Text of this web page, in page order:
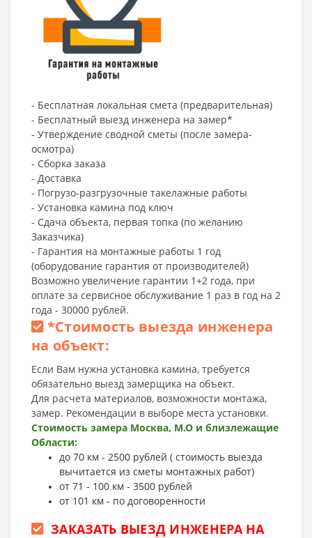
- Бесплатная локальная смета (предварительная)
- Бесплатный выезд инженера на замер*
- Утверждение сводной сметы (после замера-
осмотра)
- Сборка заказа
- Доставка
- Погрузо-разгрузочные такелажные работы
- Установка камина под ключ
- Сдача объекта, первая топка (по желанию
Заказчика)
- Гарантия на монтажные работы 1 год
(оборудование гарантия от производителей)
Возможно увеличение гарантии 1+2 года, при
оплате за сервисное обслуживание 1 раз в год на 2
года - 30000 рублей.
*Стоимость выезда инженера
на объект:
Если Вам нужна установка камина, требуется
обязательно выезд замерщика на объект.
Для расчета материалов, возможности монтажа,
замер. Рекомендации в выборе места установки.
Стоимость замера Москва, М.О и близлежащие
Области:
до 70 км - 2500 рублей ( стоимость выезда
вычитается из сметы монтажных работ)
от 71 - 100 км - 3500 рублей
от 101 км - по договоренности
ЗАКАЗАТЬ ВЫЕЗД ИНЖЕНЕРА НА